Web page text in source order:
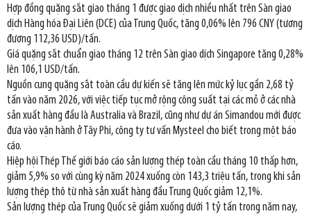
Hợp đồng quặng sắt giao tháng 1 được giao dịch nhiều nhất trên Sàn giao
dịch Hàng hóa Đại Liên (DCE) của Trung Quốc, tăng 0,06% lên 796 CNY (tương
đương 112,36 USD)/tấn.
Giá quặng sắt chuẩn giao tháng 12 trên Sàn giao dịch Singapore tăng 0,28%
lên 106,1 USD/tấn.
Nguồn cung quặng sắt toàn cầu dự kiến sẽ tăng lên mức kỷ lục gần 2,68 tỷ
tấn vào năm 2026, với việc tiếp tục mở rộng công suất tại các mỏ ở các nhà
sản xuất hàng đầu là Australia và Brazil, cũng như dự án Simandou mới được
đưa vào vận hành ở Tây Phi, công ty tư vấn Mysteel cho biết trong một báo
cáo.
Hiệp hội Thép Thế giới báo cáo sản lượng thép toàn cầu tháng 10 thấp hơn,
giảm 5,9% so với cùng kỳ năm 2024 xuống còn 143,3 triệu tấn, trong khi sản
lượng thép thô từ nhà sản xuất hàng đầu Trung Quốc giảm 12,1%.
Sản lượng thép của Trung Quốc sẽ giảm xuống dưới 1 tỷ tấn trong năm nay,